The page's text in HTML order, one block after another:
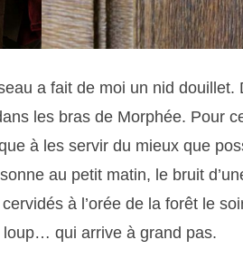
a fait de moi un nid
les bras de Morphée. Pour
à les servir du mieux que
au petit matin, le bruit
à l’orée de la forêt le
loup… qui arrive à grand pas.